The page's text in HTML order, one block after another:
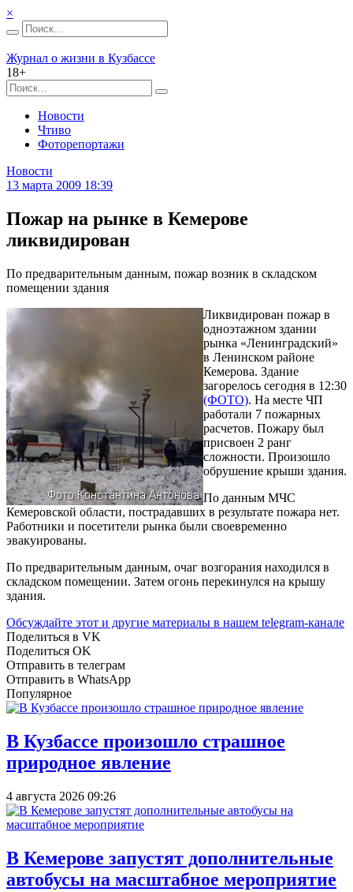
×
Журнал о жизни в Кузбассе
18+
Новости
Чтиво
Фоторепортажи
Новости
13 марта 2009 18:39
Пожар на рынке в Кемерове
ликвидирован
По предварительным данным, пожар возник в складском
помещении здания
Ликвидирован пожар в
одноэтажном здании
рынка «Ленинградский»
в Ленинском районе
Кемерова. Здание
загорелось сегодня в 12:30
(ФОТО). На месте ЧП
работали 7 пожарных
расчетов. Пожару был
присвоен 2 ранг
сложности. Произошло
обрушение крыши здания.
По данным МЧС
Кемеровской области, пострадавших в результате пожара нет.
Работники и посетители рынка были своевременно
эвакуированы.
По предварительным данным, очаг возгорания находился в
складском помещении. Затем огонь перекинулся на крышу
здания.
Обсуждайте этот и другие материалы в нашем telegram-канале
Поделиться в VK
Поделиться OK
Отправить в телеграм
Отправить в WhatsApp
Популярное
В Кузбассе произошло страшное
природное явление
4 августа 2026 09:26
В Кемерове запустят дополнительные
автобусы на масштабное мероприятие